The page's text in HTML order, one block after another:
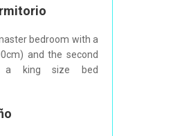
bedroom with a
and the second
a king size bed